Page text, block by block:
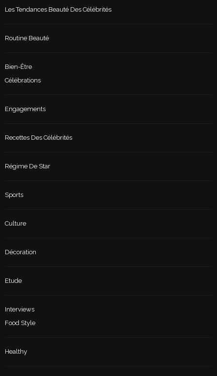
Les Tendances Beauté Des Célébrités
Routine Beauté
Bien-Être
Célébrations
Engagements
Recettes Des Célébrités
Régime De Star
Sports
Culture
Décoration
Etude
Interviews
Food Style
Healthy